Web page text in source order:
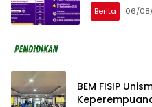
Berita 06/
BEM FISIP